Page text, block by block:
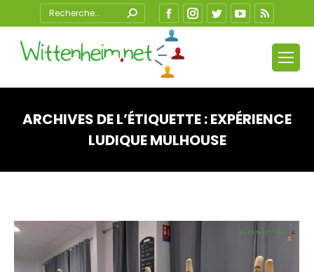
Search: FacebookInstagram
TwitterYouTube
ARCHIVES DE L’ÉTIQUETTE :EXPÉRIENCE
LUDIQUE MULHOUSE